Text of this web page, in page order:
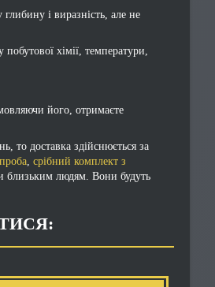
і виразність, але не
хімії, температури,
його, отримаєте
то доставка здійснюється за
срібний комплект з
близьким людям. Вони будуть